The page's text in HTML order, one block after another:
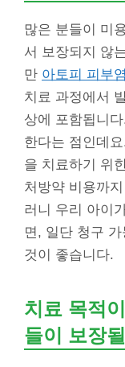
많은 분들이 미
서 보장되지 않
만 아토피 피부염
치료 과정에서
상에 포함됩니
한다는 점인데
을 치료하기 위
처방약 비용까
러니 우리 아이
면, 일단 청구
것이 좋습니다.
치료 목적
들이 보장